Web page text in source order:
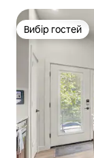
Вибір гостей
Вибір гостей